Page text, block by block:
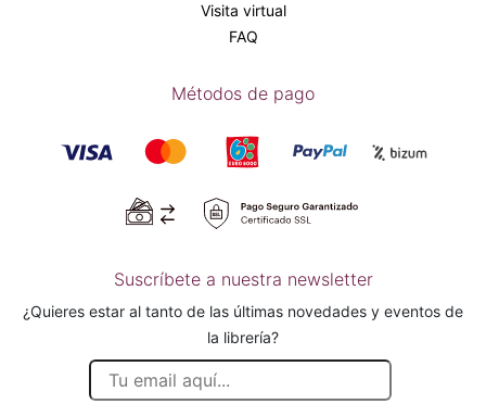
Visita virtual
FAQ
Métodos de pago
Suscríbete a nuestra newsletter
¿Quieres estar al tanto de las últimas novedades y eventos de
la librería?